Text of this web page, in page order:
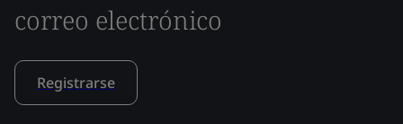
correo electrónico
Registrarse